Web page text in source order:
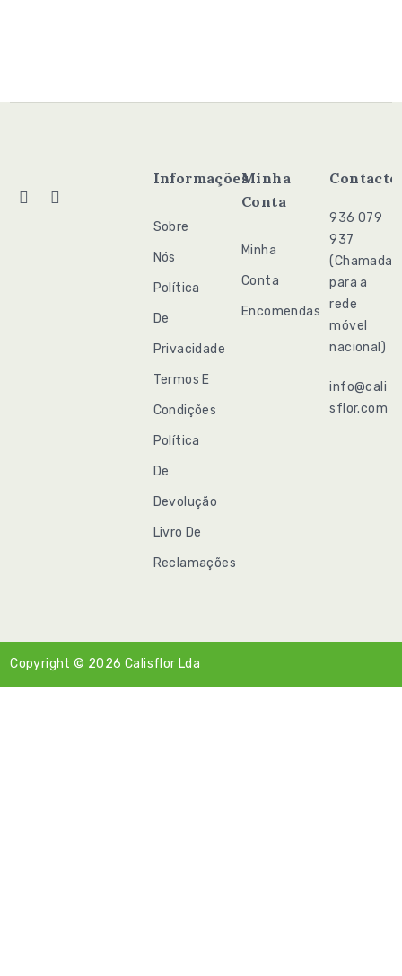
Informações
Sobre
Nós
Política
De
Privacidade
Termos E
Condições
Política
De
Devolução
Livro De
Reclamações
Minha
Conta
Minha
Conta
Encomendas
936 079
937
(Chamada
para a
rede
móvel
nacional)
info@cali
sflor.com
Copyright © 2026Calisflor Lda